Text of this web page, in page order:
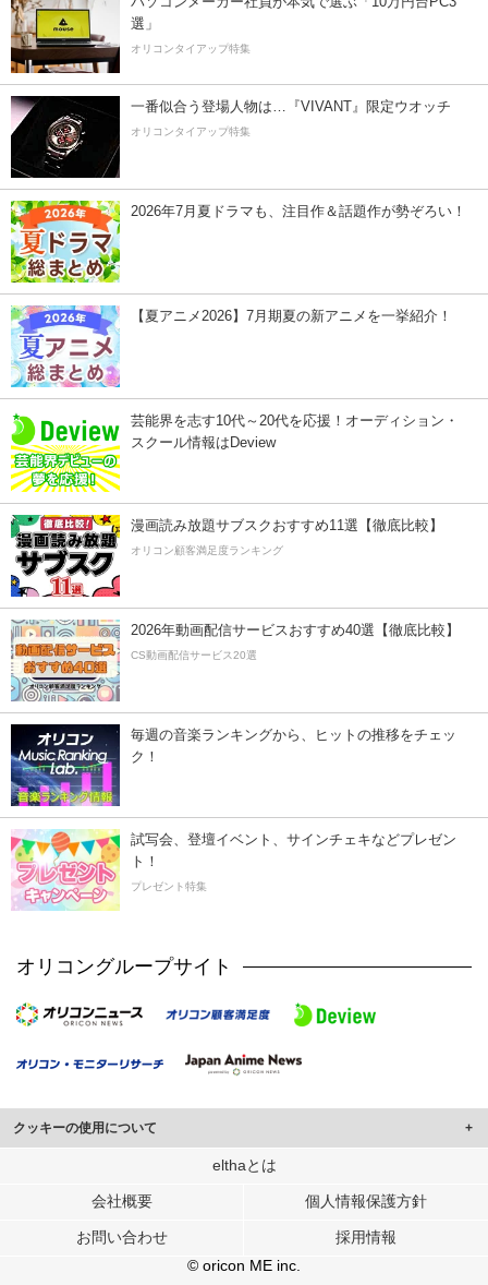
選」
オリコンタイアップ特集
一番似合う登場人物は…『VIVANT』限定ウオッチ
オリコンタイアップ特集
2026年7月夏ドラマも、注目作＆話題作が勢ぞろい！
【夏アニメ2026】7月期夏の新アニメを一挙紹介！
芸能界を志す10代～20代を応援！オーディション・
スクール情報はDeview
漫画読み放題サブスクおすすめ11選【徹底比較】
オリコン顧客満足度ランキング
2026年動画配信サービスおすすめ40選【徹底比較】
CS動画配信サービス20選
毎週の音楽ランキングから、ヒットの推移をチェッ
ク！
試写会、登壇イベント、サインチェキなどプレゼン
ト！
プレゼント特集
オリコングループサイト
クッキーの使用について
このサイトでは Cookie を使用して、ユーザーに合わせたコンテンツや広告の
行っています。
メディアや広告配信、データ解析の各パートナーに提供しています。
各パートナーは、この情報とユーザーが各パートナーに提供した他の情報や、
ユーザーが各パートナーのサービスを使用したときに収集した他の情報を組み
elthaとは
会社概要 個人情報保護方針
お問い合わせ
採用情報
© oricon ME inc.